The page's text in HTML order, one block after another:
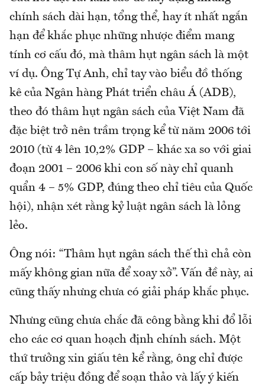
chính sách dài hạn, tổng thể, hay ít nhất ngắn
hạn để khắc phục những nhược điểm mang
tính cơ cấu đó, mà thâm hụt ngân sách là một
ví dụ. Ông Tự Anh, chỉ tay vào biểu đồ thống
kê của Ngân hàng Phát triển châu Á (ADB),
theo đó thâm hụt ngân sách của Việt Nam đã
đặc biệt trở nên trầm trọng kể từ năm 2006 tới
2010 (từ 4 lên 10,2% GDP – khác xa so với giai
đoạn 2001 – 2006 khi con số này chỉ quanh
quẩn 4 – 5% GDP, đúng theo chỉ tiêu của Quốc
hội), nhận xét rằng kỷ luật ngân sách là lỏng
lẻo.
Ông nói: “Thâm hụt ngân sách thế thì chả còn
mấy không gian nữa để xoay xở”. Vấn đề này, ai
cũng thấy nhưng chưa có giải pháp khắc phục.
Nhưng cũng chưa chắc đã công bằng khi đổ lỗi
cho các cơ quan hoạch định chính sách. Một
thứ trưởng xin giấu tên kể rằng, ông chỉ được
cấp bảy triệu đồng để soạn thảo và lấy ý kiến